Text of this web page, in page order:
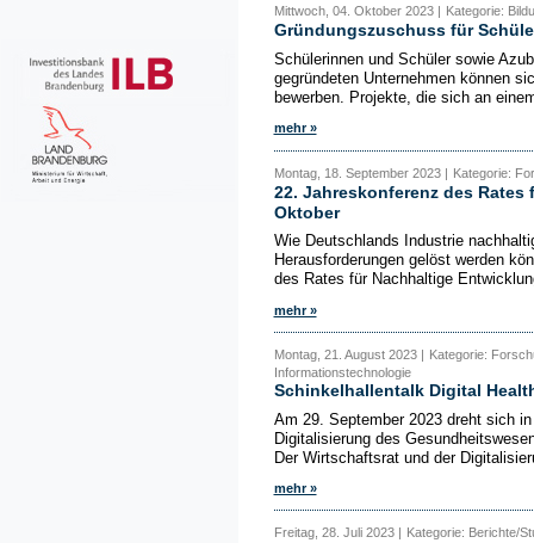
Mittwoch, 04. Oktober 2023 | Kategorie:
Gründungszuschuss für
Schülerinnen und Schüler sowie
gegründeten Unternehmen können
bewerben. Projekte, die sich an
mehr »
Montag, 18. September 2023 | Kategorie:
22. Jahreskonferenz des Rates
Oktober
Wie Deutschlands Industrie
Herausforderungen gelöst werden
des Rates für Nachhaltige
mehr »
Montag, 21. August 2023 | Kategorie:
Informationstechnologie
Schinkelhallentalk Digital
Am 29. September 2023 dreht sich
Digitalisierung des
Der Wirtschaftsrat und der
mehr »
Freitag, 28. Juli 2023 | Kategorie: Berichte/